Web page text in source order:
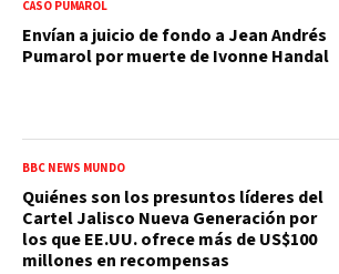
CASO PUMAROL
Envían a juicio de fondo a Jean Andrés
Pumarol por muerte de Ivonne Handal
BBC NEWS MUNDO
Quiénes son los presuntos líderes del
Cartel Jalisco Nueva Generación por
los que EE.UU. ofrece más de US$100
millones en recompensas